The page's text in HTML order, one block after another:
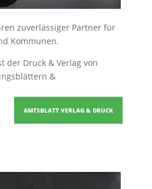
zuverlässiger Partner für
Kommunen.
der Druck & Verlag von
&
AMTSBLATT VERLAG & DRUCK